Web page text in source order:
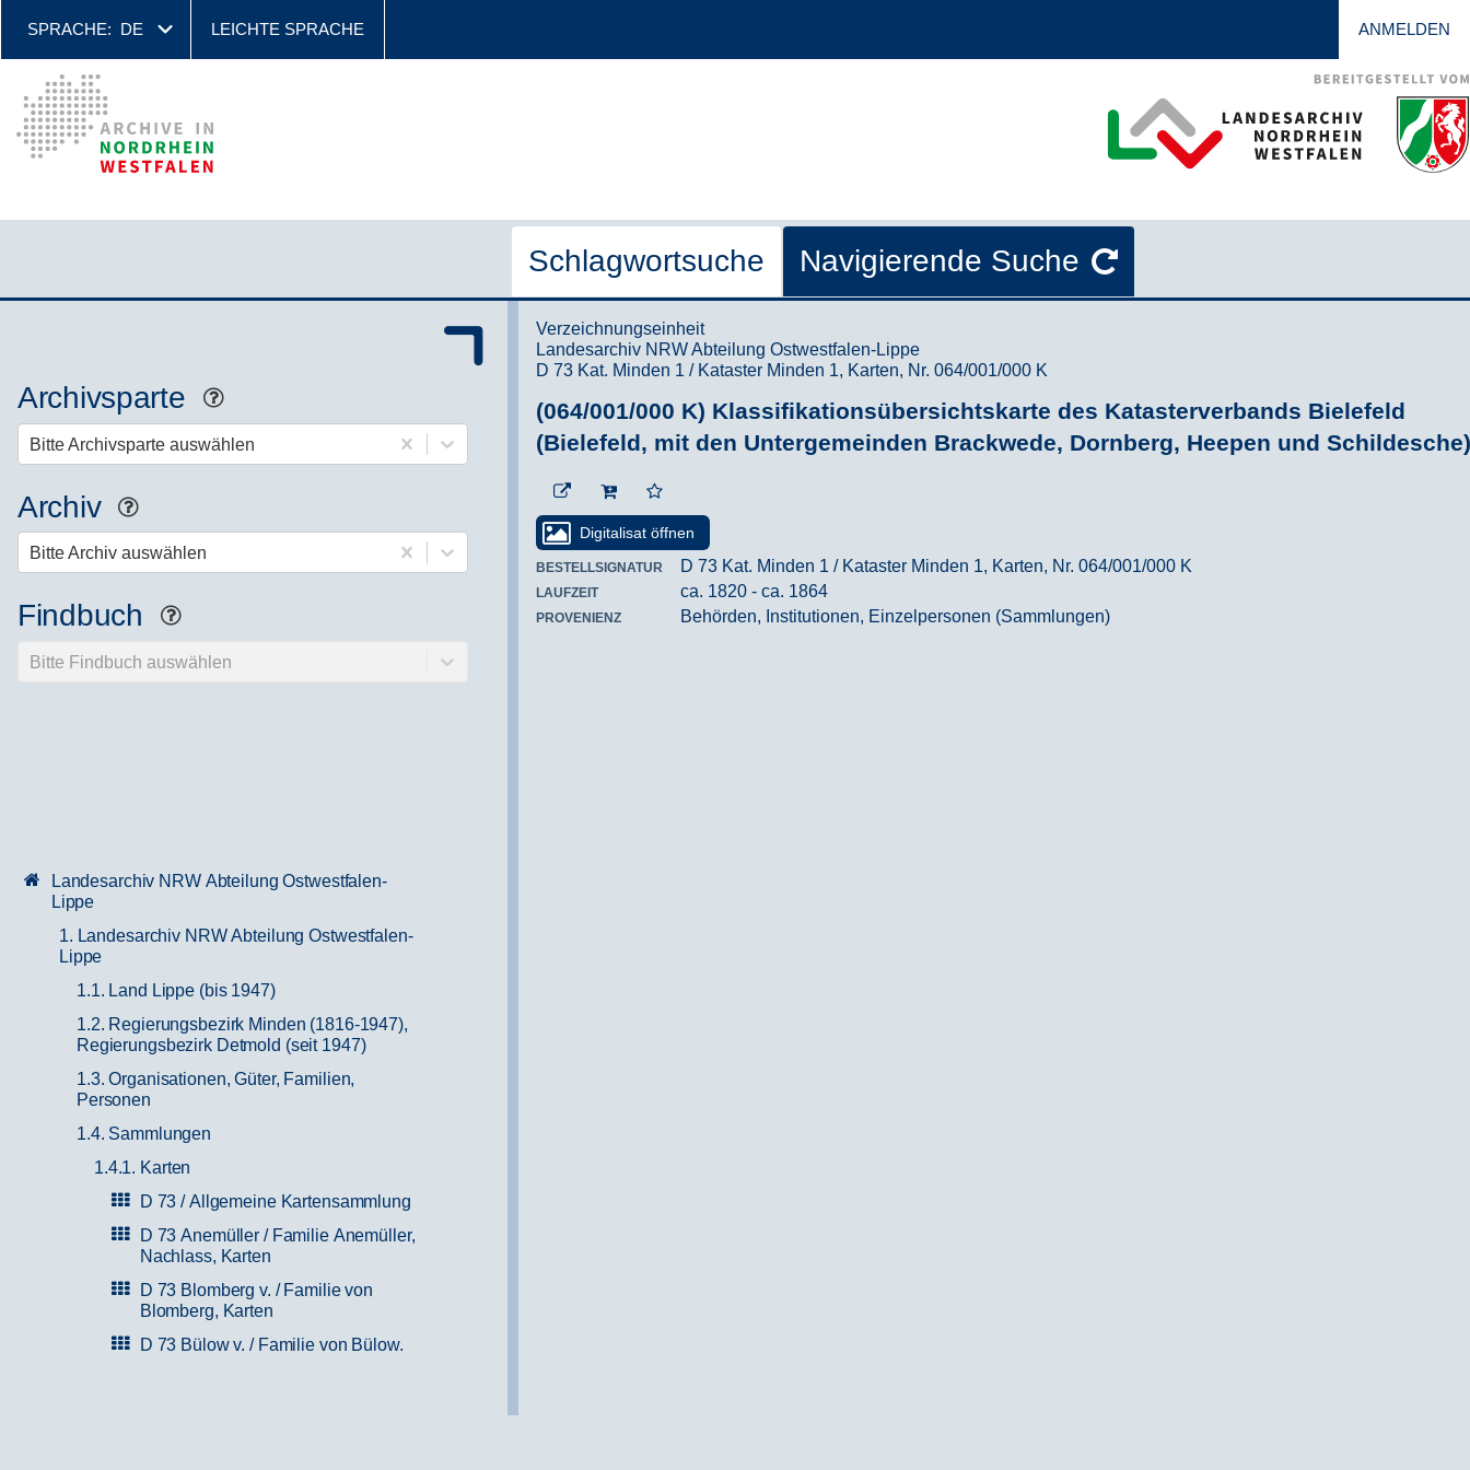
SPRACHE: DE LEICHTE SPRACHE ANMELDEN
Schlagwortsuche Navigierende Suche
Archivsparte Hilfe
Bitte Archivsparte auswählen
Archiv Hilfe
Bitte Archiv auswählen
Findbuch Hilfe
Bitte Findbuch auswählen
Landesarchiv NRW Abteilung Ostwestfalen-
Lippe
1. Landesarchiv NRW Abteilung Ostwestfalen-
Lippe
1.1. Land Lippe (bis 1947)
1.2. Regierungsbezirk Minden (1816-1947),
Regierungsbezirk Detmold (seit 1947)
1.3. Organisationen, Güter, Familien,
Personen
1.4. Sammlungen
1.4.1. Karten
D 73 / Allgemeine Kartensammlung
D 73 Anemüller / Familie Anemüller,
Nachlass, Karten
D 73 Blomberg v. / Familie von
Blomberg, Karten
D 73 Bülow v. / Familie von Bülow,
Verzeichnungseinheit
Landesarchiv NRW Abteilung Ostwestfalen-Lippe
D 73 Kat. Minden 1 / Kataster Minden 1, Karten, Nr. 064/001/000 K
(064/001/000 K) Klassifikationsübersichtskarte des Katasterverbands Bielefeld
(Bielefeld, mit den Untergemeinden Brackwede, Dornberg, Heepen und
Digitalisat öffnen
BESTELLSIGNATUR D 73 Kat. Minden 1 / Kataster Minden 1, Karten, Nr. 064/001/000 K
LAUFZEIT ca. 1820 - ca. 1864
PROVENIENZ Behörden, Institutionen, Einzelpersonen (Sammlungen)